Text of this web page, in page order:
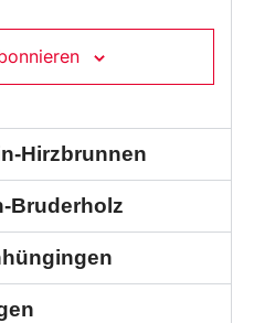
Hirzbrunnen
Bruderholz